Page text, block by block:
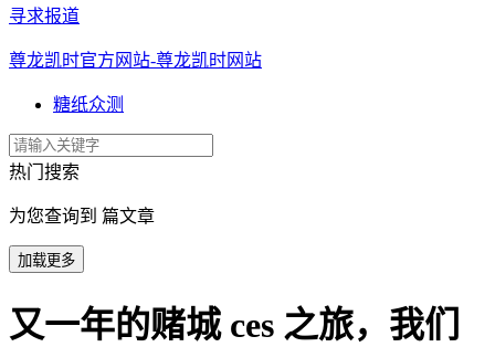
寻求报道
尊龙凯时官方网站-尊龙凯时网站
糖纸众测
热门搜索
为您查询到 篇文章
加载更多
又一年的赌城 ces 之旅，我们